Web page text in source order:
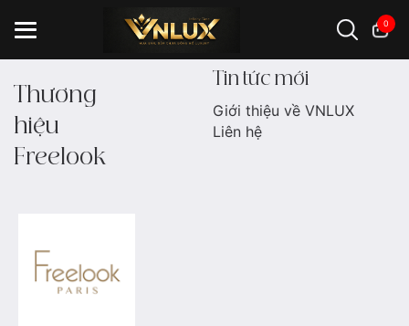
0
Đồng hồ casio đồng hồ Orient
Thương
hiệu
Freelook
Tin tức mới
Giới thiệu về VNLUX
Liên hệ